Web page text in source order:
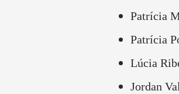
Patrícia
Patrícia
Lúcia
Jordan